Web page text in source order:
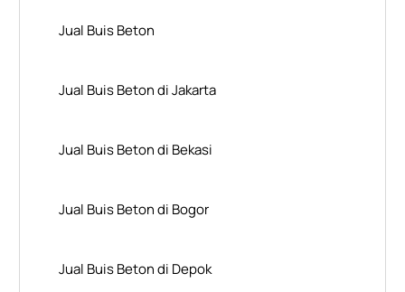
Jual Buis Beton
Jual Buis Beton di Jakarta
Jual Buis Beton di Bekasi
Jual Buis Beton di Bogor
Jual Buis Beton di Depok